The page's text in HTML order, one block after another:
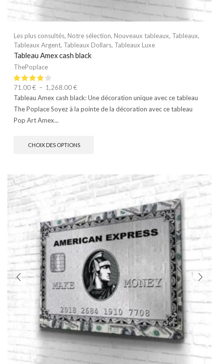
Les plus consultés, Notre sélection, Nouveaux tableaux, Tableaux,
Tableaux Argent, Tableaux Dollars, Tableaux Luxe
Tableau Amex cash black
ThePoplace
71.00€ – 1,268.00€
Tableau Amex cash black: Une décoration unique avec ce tableau
The Poplace Soyez à la pointe de la décoration avec ce tableau
Pop Art Amex...
CHOIX DES OPTIONS